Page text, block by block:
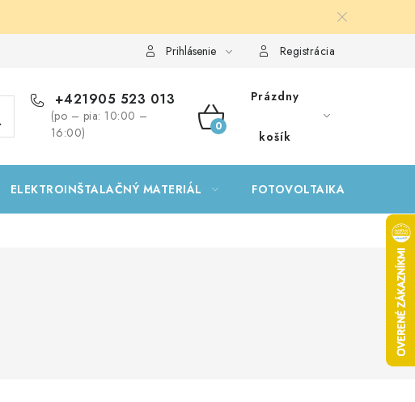
Prihlásenie Registrácia
+421905 523 013
(po – pia: 10:00 –
16:00)
NÁKUPNÝ
Prázdny
košík
ELEKTROINŠTALAČNÝ MATERIÁL FOTOVOLTAIKA